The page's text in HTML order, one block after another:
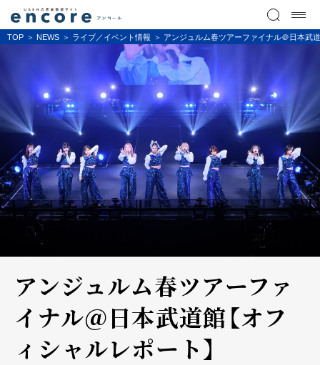
TOP NEWS ライブ／イベント情報 アンジュルム春ツアーファイナル＠日本武
アンジュルム春ツアーファ
イナル＠日本武道館【オフ
ィシャルレポート】